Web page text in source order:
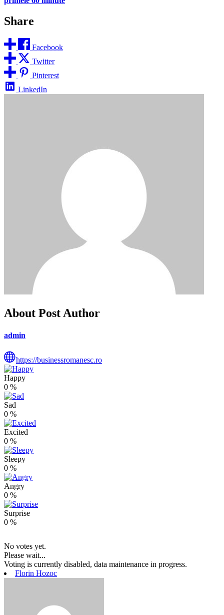
Share
Facebook
Twitter
Pinterest
LinkedIn
About Post Author
admin
https://businessromanesc.ro
Happy
0 %
Sad
0 %
Excited
0 %
Sleepy
0 %
Angry
0 %
Surprise
0 %
No votes yet.
Please wait...
Voting is currently disabled, data maintenance in progress.
Florin Hozoc